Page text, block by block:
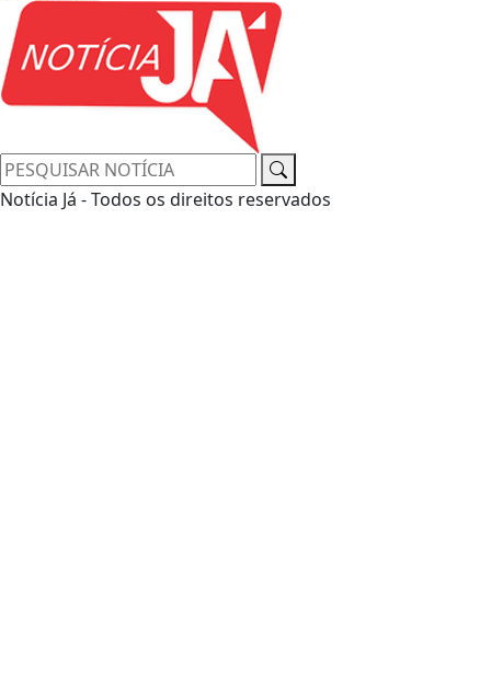
Notícia Já - Todos os direitos reservados